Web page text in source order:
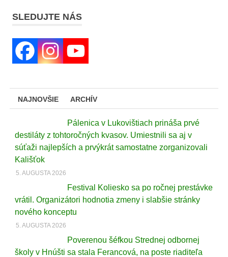
SLEDUJTE NÁS
NAJNOVŠIE ARCHÍV
Pálenica v Lukovištiach prináša prvé
destiláty z tohtoročných kvasov. Umiestnili sa aj v
súťaži najlepších a prvýkrát samostatne zorganizovali
Kališťok
5. AUGUSTA 2026
Festival Koliesko sa po ročnej prestávke
vrátil. Organizátori hodnotia zmeny i slabšie stránky
nového konceptu
5. AUGUSTA 2026
Poverenou šéfkou Strednej odbornej
školy v Hnúšti sa stala Ferancová, na poste riaditeľa